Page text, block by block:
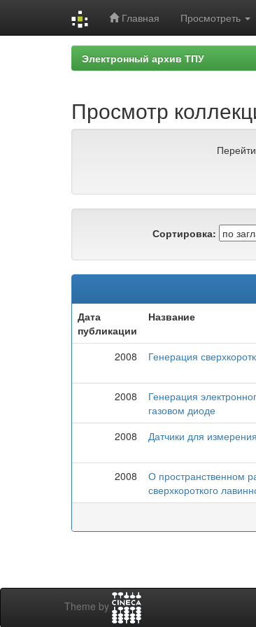
Главная Просмотреть
Электронный архив ТПУ
Просмотр
Сортировка:
Дата
публикации
Название
2008 Генерация
2008
Генерация
газовом диоде
2008
Датчики для
2008
О пространственном
сверхкороткого
Theme by